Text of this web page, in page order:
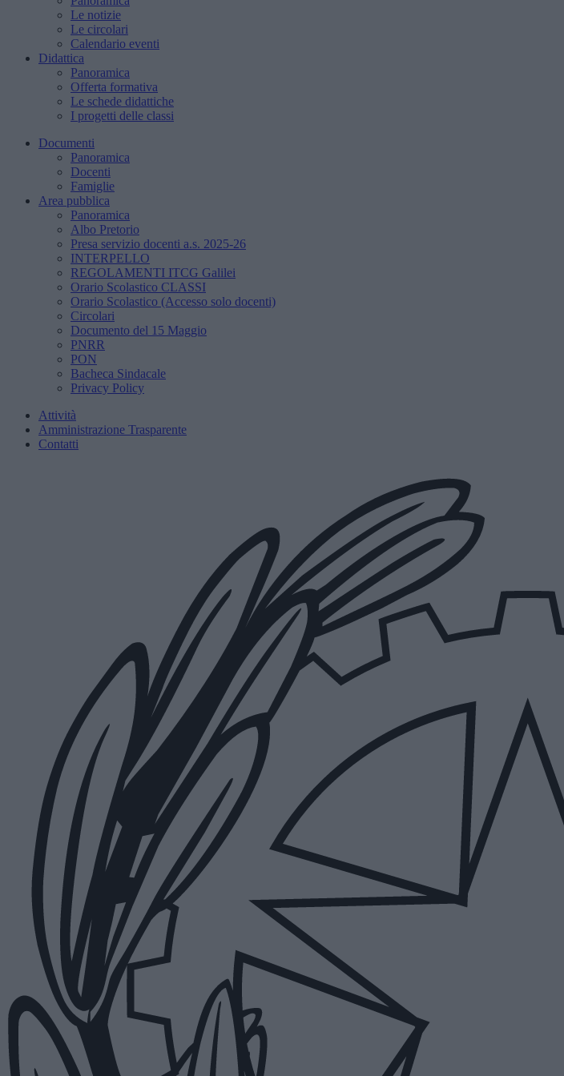
Le notizie
Le circolari
Calendario eventi
Didattica
Panoramica
Offerta formativa
Le schede didattiche
I progetti delle classi
Documenti
Panoramica
Docenti
Famiglie
Area pubblica
Panoramica
Albo Pretorio
Presa servizio docenti a.s. 2025-26
INTERPELLO
REGOLAMENTI ITCG Galilei
Orario Scolastico CLASSI
Orario Scolastico (Accesso solo docenti)
Circolari
Documento del 15 Maggio
PNRR
PON
Bacheca Sindacale
Privacy Policy
Attività
Amministrazione Trasparente
Contatti